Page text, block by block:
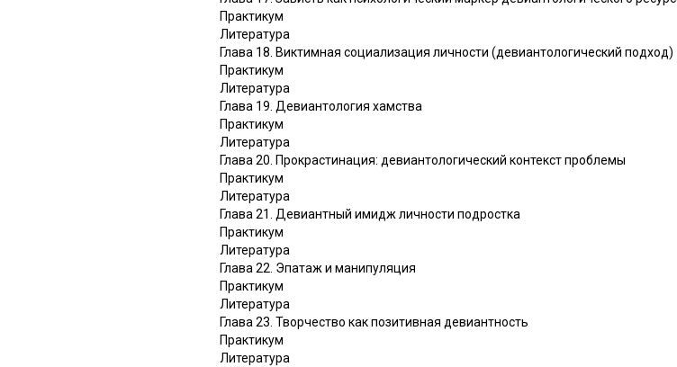
Практикум
Литература
Глава 18. Виктимная социализация личности (девиантологический подход)
Практикум
Литература
Глава 19. Девиантология хамства
Практикум
Литература
Глава 20. Прокрастинация: девиантологический контекст проблемы
Практикум
Литература
Глава 21. Девиантный имидж личности подростка
Практикум
Литература
Глава 22. Эпатаж и манипуляция
Практикум
Литература
Глава 23. Творчество как позитивная девиантность
Практикум
Литература